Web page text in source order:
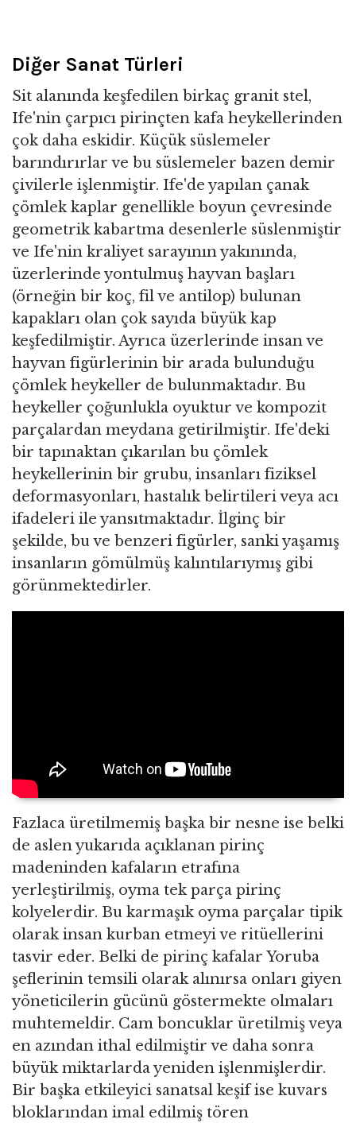
Diğer Sanat Türleri
Sit alanında keşfedilen birkaç granit stel,
Ife'nin çarpıcı pirinçten kafa heykellerinden
çok daha eskidir. Küçük süslemeler
barındırırlar ve bu süslemeler bazen demir
çivilerle işlenmiştir. Ife'de yapılan çanak
çömlek kaplar genellikle boyun çevresinde
geometrik kabartma desenlerle süslenmiştir
ve Ife'nin kraliyet sarayının yakınında,
üzerlerinde yontulmuş hayvan başları
(örneğin bir koç, fil ve antilop) bulunan
kapakları olan çok sayıda büyük kap
keşfedilmiştir. Ayrıca üzerlerinde insan ve
hayvan figürlerinin bir arada bulunduğu
çömlek heykeller de bulunmaktadır. Bu
heykeller çoğunlukla oyuktur ve kompozit
parçalardan meydana getirilmiştir. Ife'deki
bir tapınaktan çıkarılan bu çömlek
heykellerinin bir grubu, insanları fiziksel
deformasyonları, hastalık belirtileri veya acı
ifadeleri ile yansıtmaktadır. İlginç bir
şekilde, bu ve benzeri figürler, sanki yaşamış
insanların gömülmüş kalıntılarıymış gibi
görünmektedirler.
Fazlaca üretilmemiş başka bir nesne ise belki
de aslen yukarıda açıklanan pirinç
madeninden kafaların etrafına
yerleştirilmiş, oyma tek parça pirinç
kolyelerdir. Bu karmaşık oyma parçalar tipik
olarak insan kurban etmeyi ve ritüellerini
tasvir eder. Belki de pirinç kafalar Yoruba
şeflerinin temsili olarak alınırsa onları giyen
yöneticilerin gücünü göstermekte olmaları
muhtemeldir. Cam boncuklar üretilmiş veya
en azından ithal edilmiştir ve daha sonra
büyük miktarlarda yeniden işlenmişlerdir.
Bir başka etkileyici sanatsal keşif ise kuvars
bloklarından imal edilmiş tören